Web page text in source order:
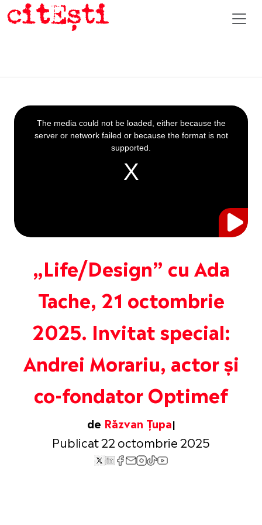
„Life/Design” cu Ada
Tache, 21 octombrie
2025. Invitat special:
Andrei Morariu, actor și
co-fondator Optimef
de Răzvan Țupa
Publicat 22 octombrie 2025
This
is
a
The media could not be loaded, either because the
server or network failed or because the format is not
supported.